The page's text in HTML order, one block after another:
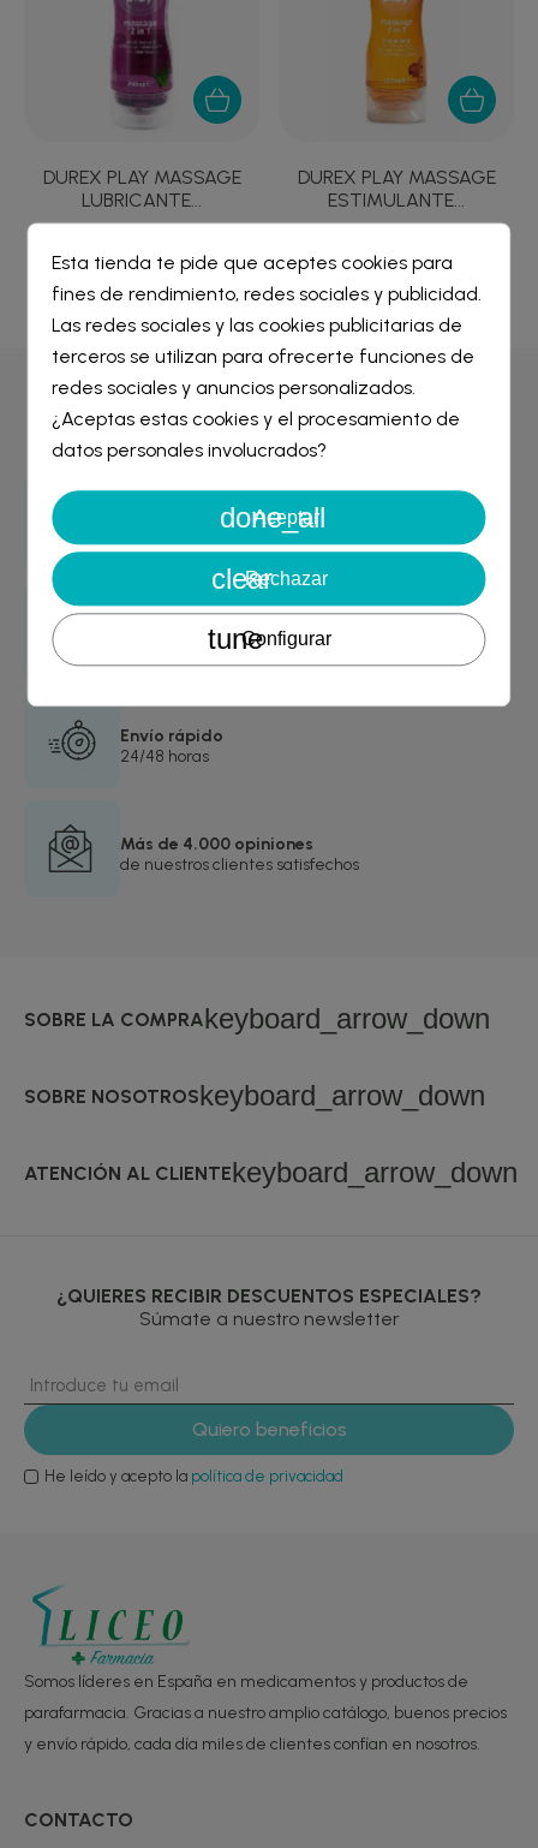
DUREX PLAY MASSAGE
LUBRICANTE...
DUREX PLAY MASSAGE
ESTIMULANTE...
Por qué comprar enFarmacia Liceo
Entrega GRATIS
desde 29€
Garantía de devolución
Envío rápido
24/48 horas
Más de 4.000 opiniones
de nuestros clientes satisfechos
SOBRE LA COMPRAkeyboard_arrow_down
SOBRE NOSOTROSkeyboard_arrow_down
ATENCIÓN AL CLIENTEkeyboard_arrow_down
¿QUIERES RECIBIR DESCUENTOS ESPECIALES?
Súmate a nuestro newsletter
He leído y acepto la política de privacidad
Crear lista de deseos
Nombre de la lista de deseos
Cancelar Crear lista de deseos
Iniciar sesión
Debe iniciar sesión para guardar productos en su lista de
deseos.
Cancelar Iniciar sesión
Somos líderes en España en medicamentos y productos de
parafarmacia. Gracias a nuestro amplio catálogo, buenos precios
y envío rápido, cada día miles de clientes confían en nosotros.
CONTACTO
Esta tienda te pide que aceptes cookies para
fines de rendimiento, redes sociales y publicidad.
Las redes sociales y las cookies publicitarias de
terceros se utilizan para ofrecerte funciones de
redes sociales y anuncios personalizados.
¿Aceptas estas cookies y el procesamiento de
datos personales involucrados?
done_all
Aceptar
clearRechazar
tuneConfigurar